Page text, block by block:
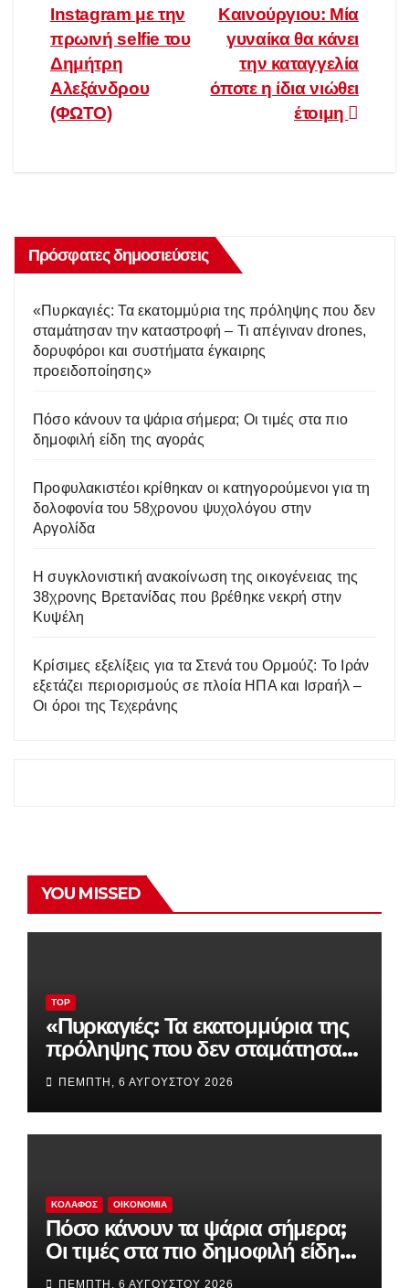
άρθρων
Καινούργιου: Μία
γυναίκα θα κάνει
την καταγγελία
όποτε η ίδια νιώθει
έτοιμη
Instagram με την
πρωινή selfie του
Δημήτρη
Αλεξάνδρου
(ΦΩΤΟ)
Πρόσφατες δημοσιεύσεις
«Πυρκαγιές: Τα εκατομμύρια της πρόληψης που δεν
σταμάτησαν την καταστροφή – Τι απέγιναν drones,
δορυφόροι και συστήματα έγκαιρης
προειδοποίησης»
Πόσο κάνουν τα ψάρια σήμερα; Οι τιμές στα πιο
δημοφιλή είδη της αγοράς
Προφυλακιστέοι κρίθηκαν οι κατηγορούμενοι για τη
δολοφονία του 58χρονου ψυχολόγου στην
Αργολίδα
Η συγκλονιστική ανακοίνωση της οικογένειας της
38χρονης Βρετανίδας που βρέθηκε νεκρή στην
Κυψέλη
Κρίσιμες εξελίξεις για τα Στενά του Ορμούζ: Το Ιράν
εξετάζει περιορισμούς σε πλοία ΗΠΑ και Ισραήλ –
Οι όροι της Τεχεράνης
YOU MISSED
TOP
«Πυρκαγιές: Τα εκατομμύρια της
πρόληψης που δεν σταμάτησαν
την καταστροφή – Τι απέγιναν
drones, δορυφόροι και
συστήματα έγκαιρης
προειδοποίησης»
ΠΈΜΠΤΗ, 6 ΑΥΓΟΎΣΤΟΥ 2026
ΚΟΛΑΦΟΣ ΟΙΚΟΝΟΜΊΑ
Πόσο κάνουν τα ψάρια σήμερα;
Οι τιμές στα πιο δημοφιλή είδη
της αγοράς
ΠΈΜΠΤΗ, 6 ΑΥΓΟΎΣΤΟΥ 2026